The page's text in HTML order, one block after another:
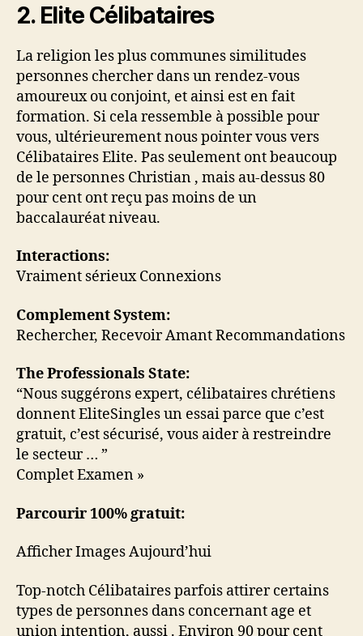
2. Elite Célibataires
La religion les plus communes similitudes
personnes chercher dans un rendez-vous
amoureux ou conjoint, et ainsi est en fait
formation. Si cela ressemble à possible pour
vous, ultérieurement nous pointer vous vers
Célibataires Elite. Pas seulement ont beaucoup
de le personnes Christian , mais au-dessus 80
pour cent ont reçu pas moins de un
baccalauréat niveau.
Interactions:
Vraiment sérieux Connexions
Complement System:
Rechercher, Recevoir Amant Recommandations
The Professionals State:
“Nous suggérons expert, célibataires chrétiens
donnent EliteSingles un essai parce que c’est
gratuit, c’est sécurisé, vous aider à restreindre
le secteur … ”
Complet Examen »
Parcourir 100% gratuit:
Afficher Images Aujourd’hui
Top-notch Célibataires parfois attirer certains
types de personnes dans concernant age et
union intention, aussi . Environ 90 pour cent